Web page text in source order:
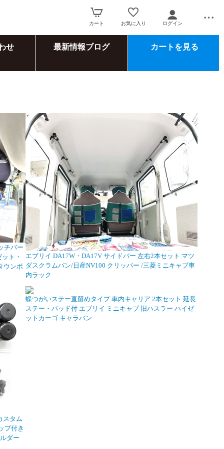
カート お気に入り ログイン
せ 最新情報ブログ カートを見る
チバー
ト・
ウンボ
エブリイ DA17W・DA17V サイドバー 左右2本セット マツ
ダスクラムバン/日産NV100 クリッパー /三菱ミニキャブ車
内ラック
スタム
プ付き
ダー
蝶つがいステー直留めタイプ 車内キャリア 2本セット 延長
ステー・パッド付 エブリイ ミニキャブ 旧ハスラー ハイゼ
ットカーゴ キャラバン